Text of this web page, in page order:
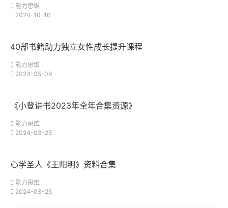
能力思维
2024-10-10
40部书籍助力独立女性成长提升课程
能力思维
2024-05-09
《小登讲书2023年全年合集资源》
能力思维
2024-03-25
心学圣人《王阳明》资料合集
能力思维
2024-03-25